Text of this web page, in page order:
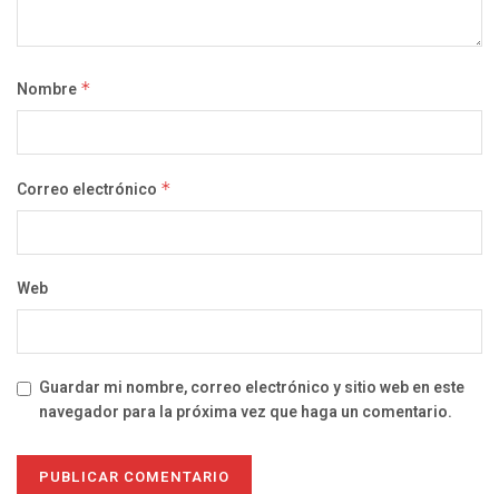
Nombre *
Correo electrónico *
Web
Guardar mi nombre, correo electrónico y sitio web en este
navegador para la próxima vez que haga un comentario.